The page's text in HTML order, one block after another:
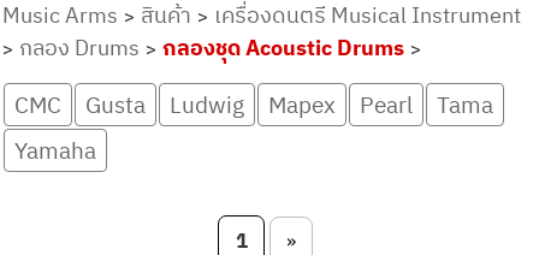
Music Arms > สินค้า > เครื่องดนตรี Musical Instrument
> กลอง Drums > กลองชุด Acoustic Drums>
CMC Gusta Ludwig Mapex Pearl
Tama
Yamaha
Post navigation 1 »